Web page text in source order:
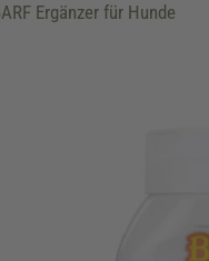
Ergänzer für Hunde